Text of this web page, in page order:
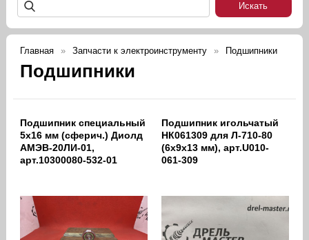
Главная Запчасти к электроинструменту Подшипники
Подшипники
Подшипник специальный
5х16 мм (сферич.) Диолд
АМЭВ-20ЛИ-01,
арт.10300080-532-01
Подшипник игольчатый
НК061309 для Л-710-80
(6х9х13 мм), арт.U010-
061-309